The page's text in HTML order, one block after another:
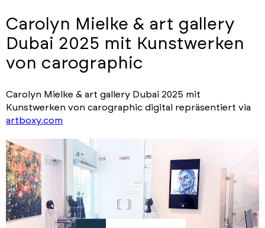
Carolyn Mielke & art gallery
Dubai 2025 mit Kunstwerken
von carographic
Carolyn Mielke & art gallery Dubai 2025 mit
Kunstwerken von carographic digital repräsentiert via
artboxy.com